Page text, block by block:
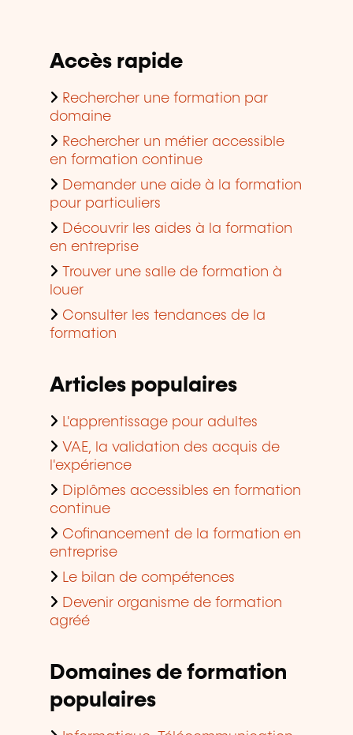
Accès rapide
Rechercher une formation par
domaine
Rechercher un métier accessible
en formation continue
Demander une aide à la formation
pour particuliers
Découvrir les aides à la formation
en entreprise
Trouver une salle de formation à
louer
Consulter les tendances de la
formation
Articles populaires
L'apprentissage pour adultes
VAE, la validation des acquis de
l'expérience
Diplômes accessibles en formation
continue
Cofinancement de la formation en
entreprise
Le bilan de compétences
Devenir organisme de formation
agréé
Domaines de formation
populaires